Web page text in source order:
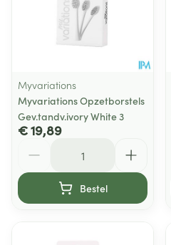
Myvariations
Myvariations Opzetborstels
Gev.tandv.ivory White 3
€ 19,89
Bestel